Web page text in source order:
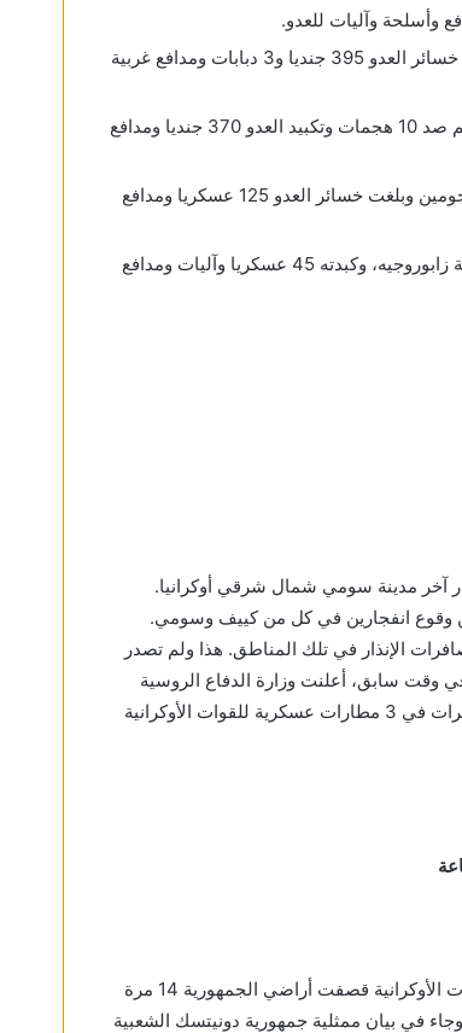
حسنت قوات “الجنوب” مواقعها على طول خط المواجهة وبلغت خسائر العدو 395 جنديا و3 دبابات ومدافع غربية
حررت قوات “المركز” بلدة سيمينوفكا في جمهورية دونيتسك وتم صد 10 هجمات وتكبيد العدو 370 جنديا ومدافع
عززت قوات “الشرق” مواقعها في جمهورية دونيتسك وصدت هجومين وبلغت خسائر العدو 125 عسكريا ومدافع
ألحقت قوات “دنيبر” خسائر كبيرة بالجيش الأوكراني في مقاطعة زابوروجيه، وكبدته 45 عسكريا وآليات ومدافع
آخر مدينة سومي شمال شرقي أوكرانيا.
عن وقوع انفجارين في كل من كييف وسومي.
الإنذار في تلك المناطق. هذا ولم تصدر
وقت سابق، أعلنت وزارة الدفاع الروسية
القضاء على 1145 عسكريا وتدمير مستودعات للذخيرة وحظائر للمسيرات في 3 مطارات عسكرية للقوات الأوكرانية
أعلنت سلطات جمهورية دونيتسك الشعبية فجر اليوم الاثنين، أن القوات الأوكرانية قصفت أراضي الجمهورية 14 مرة
من عيارات مختلفة. وجاء في بيان ممثلية جمهورية دونيتسك الشعبية